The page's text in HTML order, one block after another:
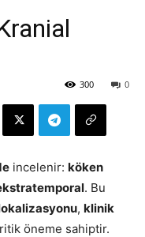
0
300
incelenir: köken
. Bu
, klinik
öneme sahiptir.